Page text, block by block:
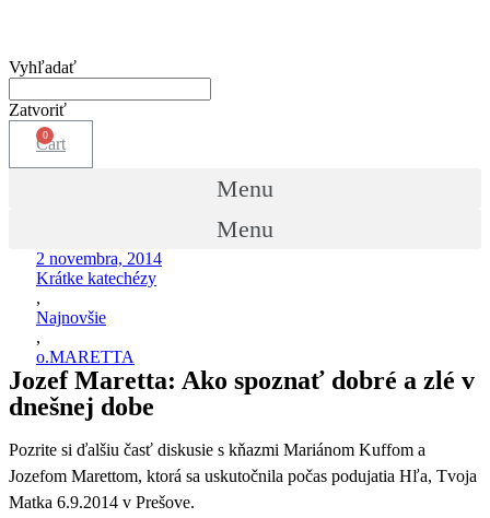
Vyhľadať
Zatvoriť
Cart
Menu
Menu
2 novembra, 2014
Krátke katechézy
,
Najnovšie
,
o.MARETTA
Jozef Maretta: Ako spoznať dobré a zlé v
dnešnej dobe
Pozrite si ďalšiu časť diskusie s kňazmi Mariánom Kuffom a
Jozefom Marettom, ktorá sa uskutočnila počas podujatia Hľa, Tvoja
Matka 6.9.2014 v Prešove.